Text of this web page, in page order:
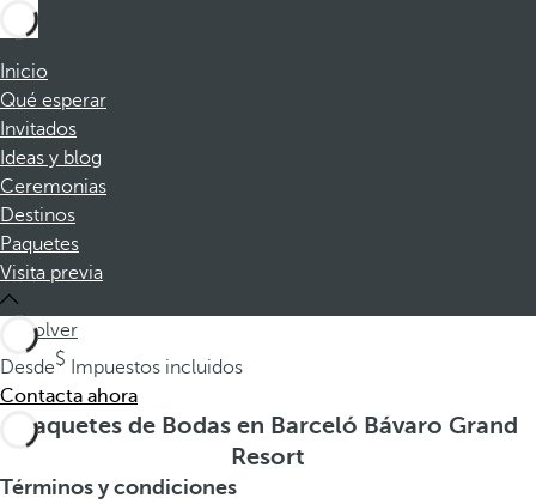
Inicio
Qué esperar
Invitados
Ideas y blog
Ceremonias
Destinos
Paquetes
Visita previa
volver
Desde
Impuestos incluidos
Contacta ahora
Paquetes de Bodas en Barceló Bávaro Grand
Resort
Términos y condiciones